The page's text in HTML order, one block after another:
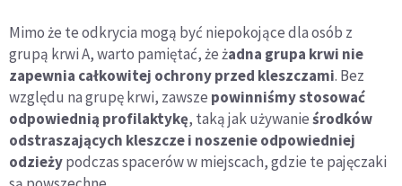
Mimo że te odkrycia mogą być niepokojące dla osób z
grupą krwi A, warto pamiętać, że żadna grupa krwi nie
zapewnia całkowitej ochrony przed kleszczami. Bez
względu na grupę krwi, zawsze powinniśmy stosować
odpowiednią profilaktykę, taką jak używanieśrodków
odstraszających kleszcze i noszenie odpowiedniej
odzieżypodczas spacerów w miejscach, gdzie te pajęczaki